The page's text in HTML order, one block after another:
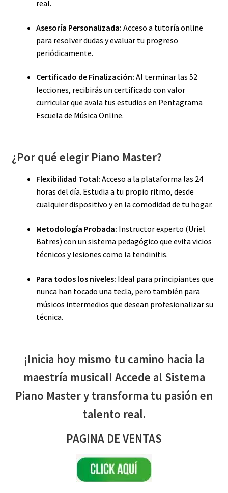
real.
Asesoría Personalizada: Acceso a tutoría online
para resolver dudas y evaluar tu progreso
periódicamente.
Certificado de Finalización: Al terminar las 52
lecciones, recibirás un certificado con valor
curricular que avala tus estudios en Pentagrama
Escuela de Música Online.
¿Por qué elegir Piano Master?
Flexibilidad Total: Acceso a la plataforma las 24
horas del día. Estudia a tu propio ritmo, desde
cualquier dispositivo y en la comodidad de tu hogar.
Metodología Probada: Instructor experto (Uriel
Batres) con un sistema pedagógico que evita vicios
técnicos y lesiones como la tendinitis.
Para todos los niveles: Ideal para principiantes que
nunca han tocado una tecla, pero también para
músicos intermedios que desean profesionalizar su
técnica.
¡Inicia hoy mismo tu camino hacia la
maestría musical! Accede al Sistema
Piano Master y transforma tu pasión en
talento real.
PAGINA DE VENTAS